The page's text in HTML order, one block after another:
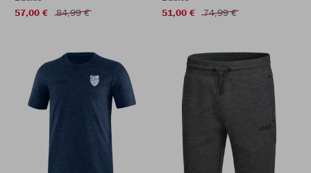
57,00 €
84,99 €
51,00 €
74,99 €